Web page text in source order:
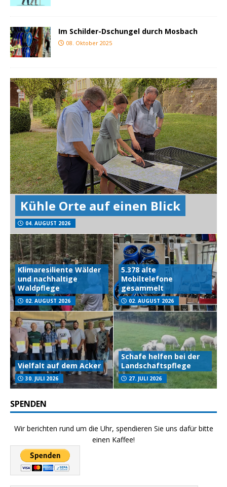
Im Schilder-Dschungel durch Mosbach
08. Oktober 2025
Kühle Orte auf einen Blick
04. AUGUST 2026
Klimaresiliente Wälder
und nachhaltige
Waldpflege
02. AUGUST 2026
5.378 alte
Mobiltelefone
gesammelt
02. AUGUST 2026
Vielfalt auf dem Acker
30. JULI 2026
Schafe helfen bei der
Landschaftspflege
27. JULI 2026
SPENDEN
Wir berichten rund um die Uhr, spendieren Sie uns dafür bitte
einen Kaffee!